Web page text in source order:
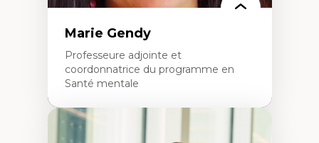
Marie Gendy
Professeure adjointe et
coordonnatrice du programme en
Santé mentale
Expertises